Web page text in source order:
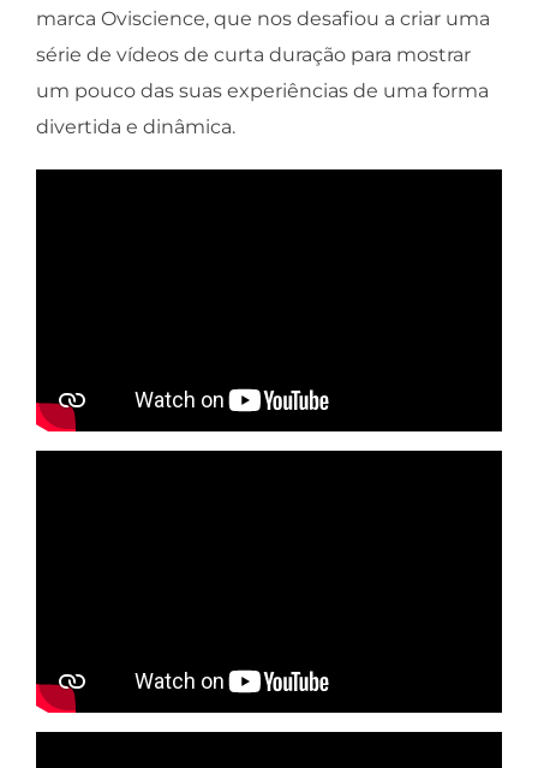
marca Oviscience, que nos desafiou a criar uma
série de vídeos de curta duração para mostrar
um pouco das suas experiências de uma forma
divertida e dinâmica.